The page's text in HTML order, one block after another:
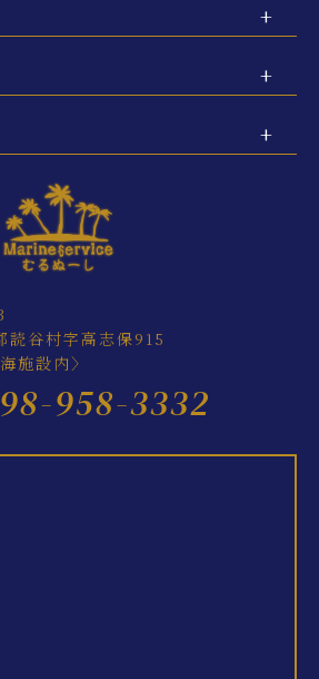
読谷村字高志保915
施設内〉
958-3332